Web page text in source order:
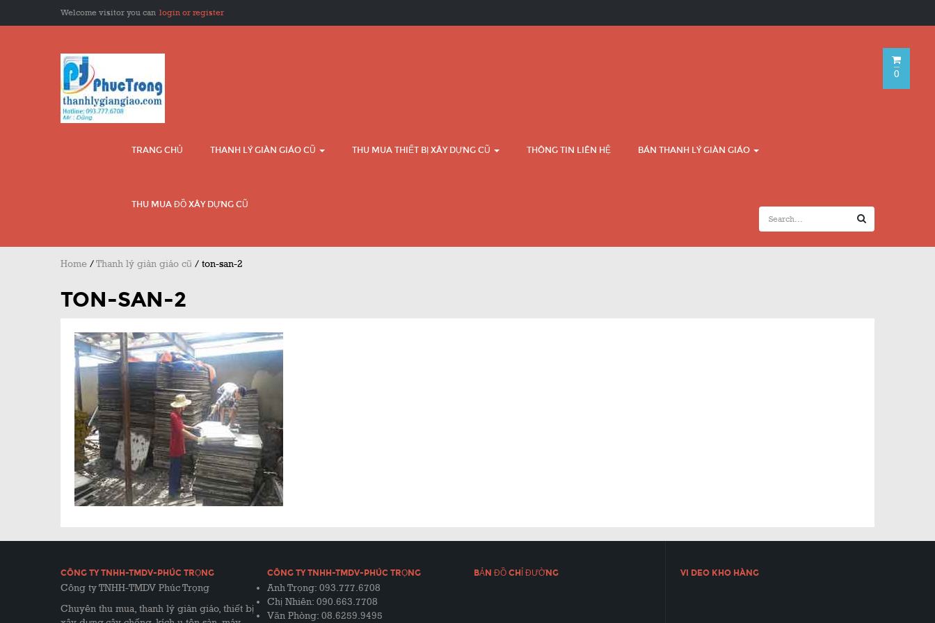
Welcome visitor you can login or register
TRANG CHỦ THANH LÝ GIÀN GIÁO CŨ THU MUA THIẾT BỊ XÂY DỰNG CŨ THÔNG TIN LIÊN HỆ BÁN THANH LÝ GIÀN GIÁO
THU MUA ĐỒ XÂY DỰNG CŨ
0
Home /Thanh lý giàn giáo cũ / ton-san-2
TON-SAN-2
CÔNG TY TNHH-TMDV-PHÚC TRỌNG
Công ty TNHH-TMDV Phúc Trọng
Chuyên thu mua, thanh lý giàn giáo, thiết bị
CÔNG TY TNHH-TMDV-PHÚC TRỌNG
Anh Trọng: 093.777.6708
Chị Nhiên: 090.663.7708
Văn Phòng: 08.6259.9495
BẢN ĐỒ CHỈ ĐƯỜNG VI DEO KHO HÀNG